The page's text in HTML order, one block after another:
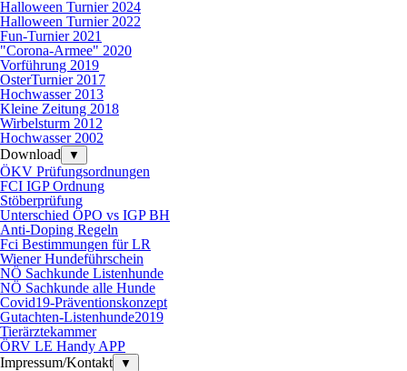
Halloween Turnier 2024
Halloween Turnier 2022
Fun-Turnier 2021
"Corona-Armee" 2020
Vorführung 2019
OsterTurnier 2017
Hochwasser 2013
Kleine Zeitung 2018
Wirbelsturm 2012
Hochwasser 2002
Download
▼
ÖKV Prüfungsordnungen
FCI IGP Ordnung
Stöberprüfung
Unterschied ÖPO vs IGP BH
Anti-Doping Regeln
Fci Bestimmungen für LR
Wiener Hundeführschein
NÖ Sachkunde Listenhunde
NÖ Sachkunde alle Hunde
Covid19-Präventionskonzept
Gutachten-Listenhunde2019
Tierärztekammer
ÖRV LE Handy APP
Impressum/Kontakt
▼